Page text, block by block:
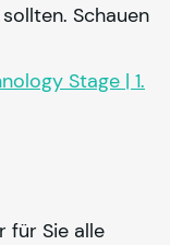
Schauen
Stage | 1.
für Sie alle